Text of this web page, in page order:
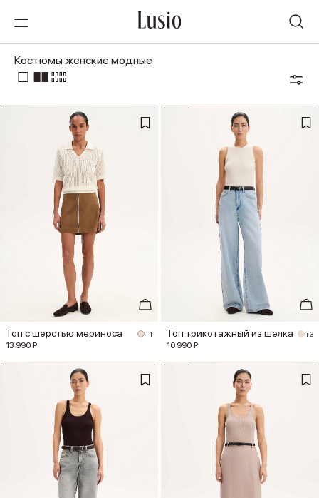
Костюмы женские модные
Топ с шерстью мериноса +1
13 990 ₽
Топ трикотажный из шелка +3
10 990 ₽